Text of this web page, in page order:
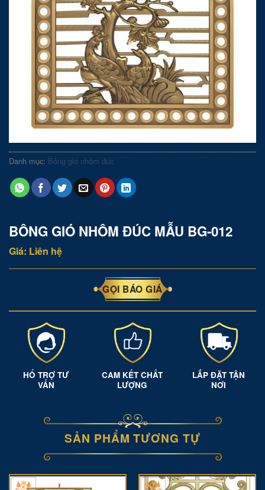
Danh mục: Bông gió nhôm đúc
BÔNG GIÓ NHÔM ĐÚC MẪU BG-012
Giá: Liên hệ
GỌI BÁO GIÁ
HỔ TRỢ TƯ
VẤN
CAM KẾT CHẤT
LƯỢNG
LẮP ĐẶT TẬN
NƠI
SẢN PHẨM TƯƠNG TỰ